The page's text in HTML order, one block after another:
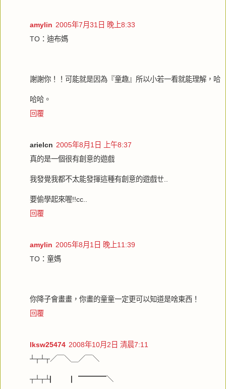
amylin 2005年7月31日 晚上8:33
TO：迪布媽
謝謝你！！可能就是因為『童趣』所以小若一看就能理解，哈
哈哈。
回覆
arielcn 2005年8月1日 上午8:37
真的是一個很有創意的遊戲
我發覺我都不太能發揮這種有創意的遊戲ㄝ..
要偷學起來喔!!cc..
回覆
amylin 2005年8月1日 晚上11:39
TO：童媽
你降子會畫畫，你畫的童童一定更可以知道是啥東西！
回覆
lksw25474 2008年10月2日 清晨7:11
┴┬┴┬／￣＼＿／￣＼
┬┴┬┴▏ ▏▔▔▔▔＼